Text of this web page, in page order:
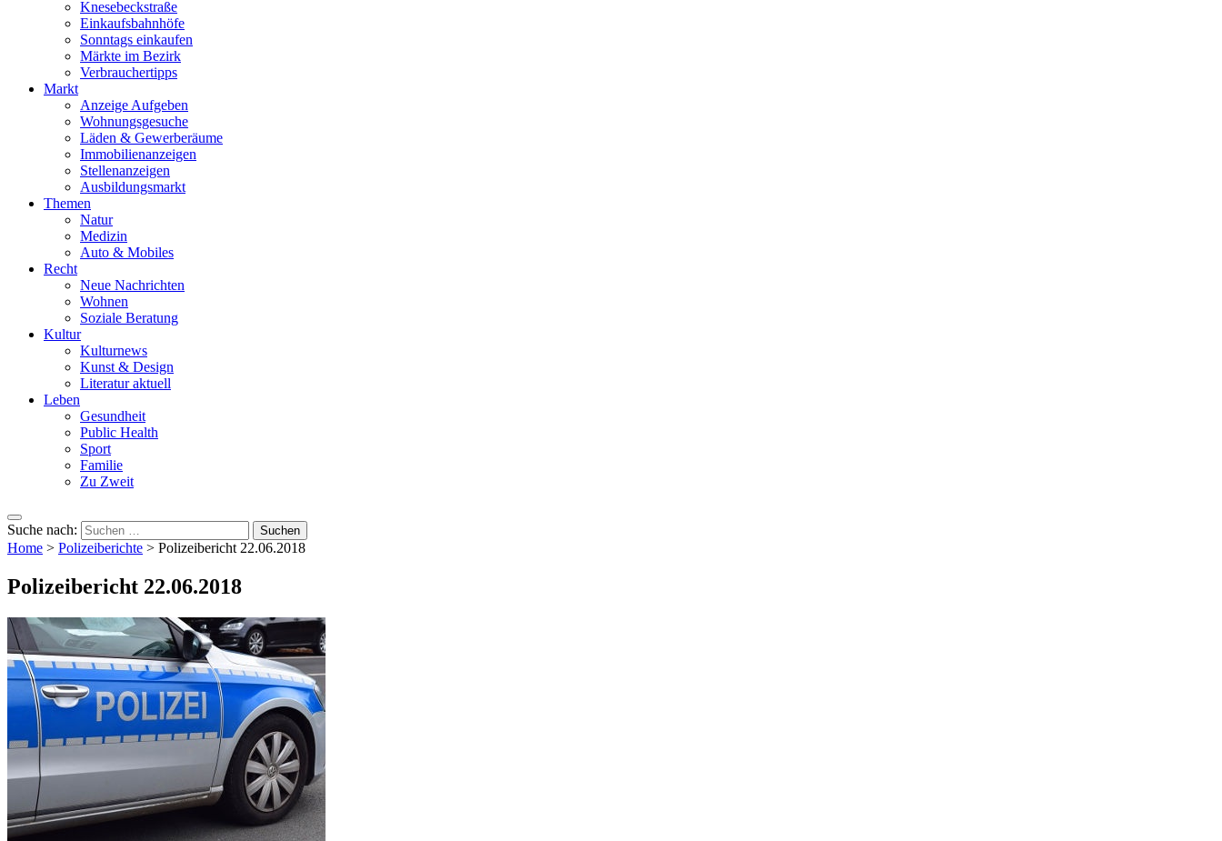
Knesebeckstraße
Einkaufsbahnhöfe
Sonntags einkaufen
Märkte im Bezirk
Verbrauchertipps
Markt
Anzeige Aufgeben
Wohnungsgesuche
Läden & Gewerberäume
Immobilienanzeigen
Stellenanzeigen
Ausbildungsmarkt
Themen
Natur
Medizin
Auto & Mobiles
Recht
Neue Nachrichten
Wohnen
Soziale Beratung
Kultur
Kulturnews
Kunst & Design
Literatur aktuell
Leben
Gesundheit
Public Health
Sport
Familie
Zu Zweit
Suche nach:
Home > Polizeiberichte > Polizeibericht 22.06.2018
Polizeibericht 22.06.2018